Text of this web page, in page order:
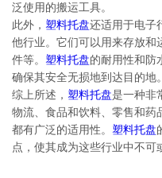
泛使用的搬运工具。
此外， 塑料托盘还适用于电子
他行业。它们可以用来存放和
件等。 塑料托盘的耐用性和防
确保其安全无损地到达目的地。
综上所述， 塑料托盘是一种非
物流、食品和饮料、零售和药
都有广泛的适用性。 塑料托盘
点，使其成为这些行业中不可